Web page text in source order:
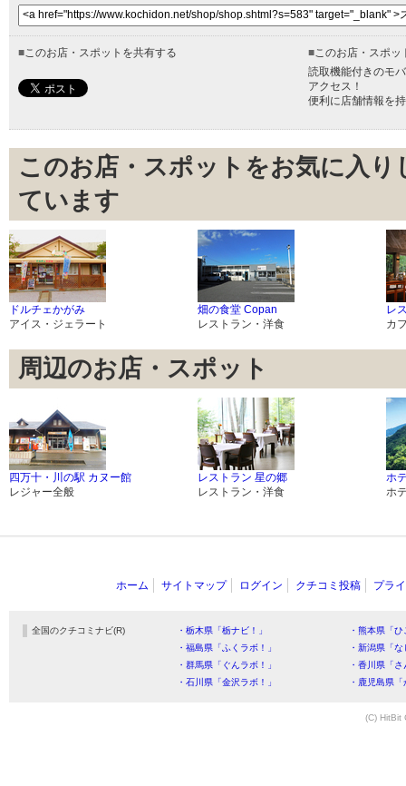
■ このお店・スポットを共有する ■ このお店・スポ
読取機能付きのモ
アクセス！
便利に店舗情報を
このお店・スポットをお気に入
ています
ドルチェかがみ
アイス・ジェラート
畑の食堂 Copan
レストラン・洋食
レ
カ
周辺のお店・スポット
四万十・川の駅 カヌー館
レジャー全般
レストラン 星の郷
レストラン・洋食
ホ
ホ
ホーム サイトマップ ログイン クチコミ投稿 プラ
全国のクチコミナビ(R) ・栃木県「栃ナビ！」
・熊本県「
・福島県「ふくラボ！」
・新潟県「
・群馬県「ぐんラボ！」
・香川県「
・石川県「金沢ラボ！」
・鹿児島県
(C) HitBit